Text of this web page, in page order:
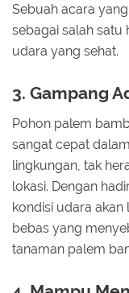
Sebuah acara
sebagai salah satu
udara yang sehat.
3. Gampang
Pohon palem
sangat cepat
lingkungan, tak
lokasi. Dengan
kondisi udara
bebas yang
tanaman palem